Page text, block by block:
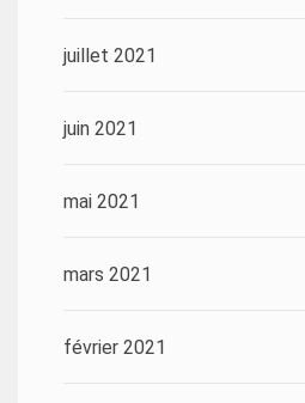
juillet 2021
juin 2021
mai 2021
mars 2021
février 2021